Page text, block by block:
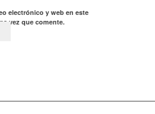
electrónico y web en este
vez que comente.